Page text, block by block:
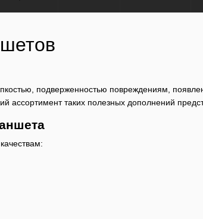
подверженностью повреждениям,
таких полезных дополнений